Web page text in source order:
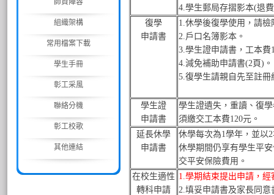
師資陣容
組織架構
常用檔案下載
學生手冊
彰工采風
聯絡分機
彰工校歌
其他連結
4.學生郵局存摺影本(退
復學
申請書
1.休學後復學使用，請檢
2.戶口名簿影本。
3.學生證申請書，工本費
4.減免補助申請書(2頁)。
5.復學生請親自先至註冊
學生證
申請書
學生證遺失，重讀、復
須繳交工本費120元。
延長休學
申請書
休學每次為1學年，並以
休學期間仍享有學生平
交平安保險費用。
在校生適性
轉科申請
1.學期結束提出申請，經
2.填妥申請書及家長同意